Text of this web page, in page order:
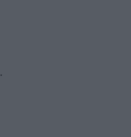
.